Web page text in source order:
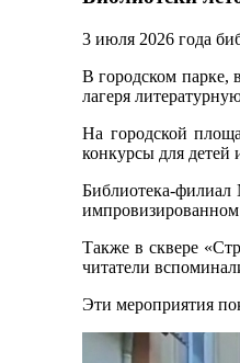
3 июля 2026 года
В городском парке,
лагеря
На городской
конкурсы для детей
Библиотека-
импровизированном
Также в сквере
читатели
Эти мероприятия